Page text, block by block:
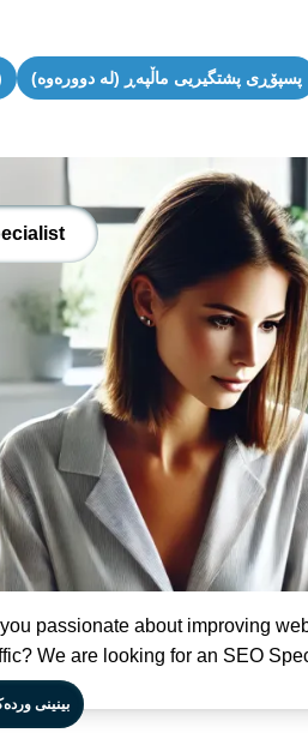
پسپۆڕی پشتگیریی ماڵپەڕ (لە دوورەوە)
passionate about improving
We are looking for an SEO
بینینی